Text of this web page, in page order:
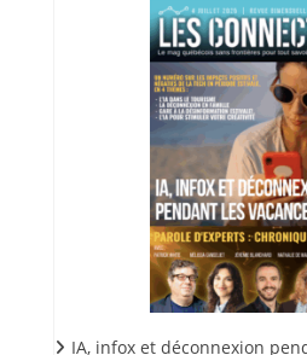
IA, infox et déconnexion